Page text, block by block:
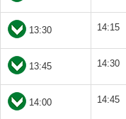
13:30 14:15
13:45 14:30
14:00 14:45